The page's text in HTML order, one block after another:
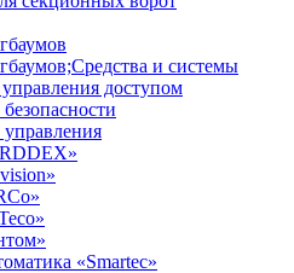
и системы
доступом
управления
«Smartec»